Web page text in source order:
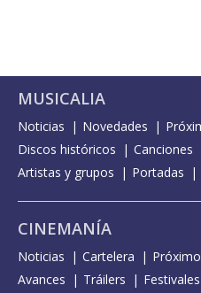
MUSICALIA
Noticias Novedades
Discos históricos
Canciones
Artistas y grupos
Portadas
CINEMANÍA
Noticias Cartelera
Avances
Tráilers